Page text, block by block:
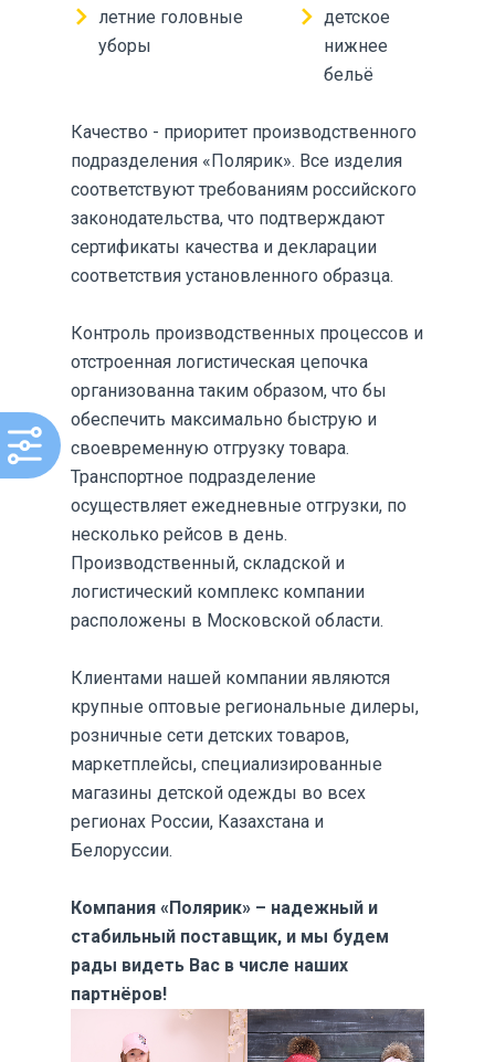
летние головные
уборы
детское
нижнее
бельё
Качество - приоритет производственного
подразделения «Полярик». Все изделия
соответствуют требованиям российского
законодательства, что подтверждают
сертификаты качества и декларации
соответствия установленного образца.
Контроль производственных процессов и
отстроенная логистическая цепочка
организованна таким образом, что бы
обеспечить максимально быструю и
своевременную отгрузку товара.
Транспортное подразделение
осуществляет ежедневные отгрузки, по
несколько рейсов в день.
Производственный, складской и
логистический комплекс компании
расположены в Московской области.
Клиентами нашей компании являются
крупные оптовые региональные дилеры,
розничные сети детских товаров,
маркетплейсы, специализированные
магазины детской одежды во всех
регионах России, Казахстана и
Белоруссии.
Компания «Полярик» – надежный и
стабильный поставщик, и мы будем
рады видеть Вас в числе наших
партнёров!